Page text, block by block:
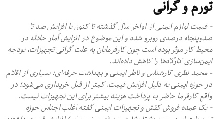
تورم و گرانی
- قیمت لوازم ایمنی از اواخر سال گذشته تا کنون با افزایش صد تا
صدوپنجاه درصدی روبرو شده و این موضوع در افزایش آمار حادثه در
محیط کار موثر بوده است چون کارفرمایان به علت گرانی تجهیزات، بودجه
ایمن‌سازی کارگاه‌ها را کاهش داده‌اند.
- محمد نظری کارشناس و ناظر ایمنی و بهداشت حرفه‌ای: بسیاری از اقلام
در حوزه ایمنی به دلیل افزایش قیمت، کمتر از قبل خریداری می‌شود؛ در
واقع کارفرما حاضر به پرداخت هزینه بیشتر برای این تجهیزات نیست.
- یک عمده فروش کفش و تجهیزات ایمنی گفته اغلب اجناس حوزه